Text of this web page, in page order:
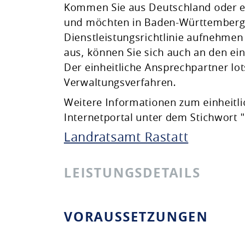
Kommen Sie aus Deutschland
und möchten in Baden-
Dienstleistungsrichtlinie
aus, können Sie sich auch an den
Der einheitliche Ansprechpartner
Verwaltungsverfahren.
Weitere Informationen zum
Internetportal unter dem Stichwort
Landratsamt Rastatt
LEISTUNGSDETAILS
VORAUSSETZUNGEN